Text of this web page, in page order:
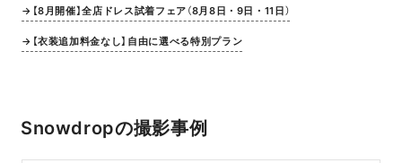
→【8月開催】全店ドレス試着フェア（8月8日・9日・11日）
→【衣装追加料金なし】自由に選べる特別プラン
Snowdropの撮影事例